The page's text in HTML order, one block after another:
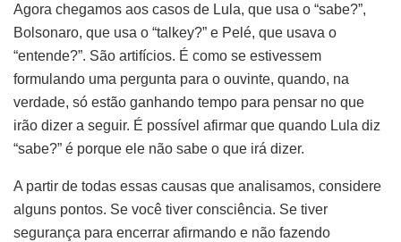
Agora chegamos aos casos de Lula, que usa o “sabe?”,
Bolsonaro, que usa o “talkey?” e Pelé, que usava o
“entende?”. São artifícios. É como se estivessem
formulando uma pergunta para o ouvinte, quando, na
verdade, só estão ganhando tempo para pensar no que
irão dizer a seguir. É possível afirmar que quando Lula diz
“sabe?” é porque ele não sabe o que irá dizer.
A partir de todas essas causas que analisamos, considere
alguns pontos. Se você tiver consciência. Se tiver
segurança para encerrar afirmando e não fazendo